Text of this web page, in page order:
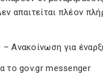
απαιτείται πλέον
Ανακοίνωση για
το gov.gr messenger